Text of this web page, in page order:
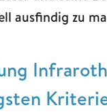
ausfindig zu